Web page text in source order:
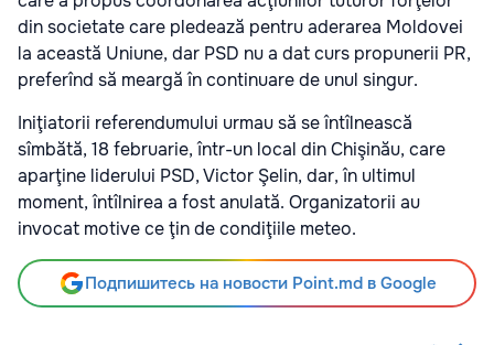
din societate care pledează pentru aderarea Moldovei
la această Uniune, dar PSD nu a dat curs propunerii PR,
preferînd să meargă în continuare de unul singur.
Iniţiatorii referendumului urmau să se întîlnească
sîmbătă, 18 februarie, într-un local din Chişinău, care
aparţine liderului PSD, Victor Şelin, dar, în ultimul
moment, întîlnirea a fost anulată. Organizatorii au
invocat motive ce ţin de condiţiile meteo.
Подпишитесь на новости Point.md в Google